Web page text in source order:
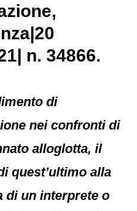
n. 34866.
di
nei confronti di
alloglotta, il
quest’ultimo alla
di un interprete o